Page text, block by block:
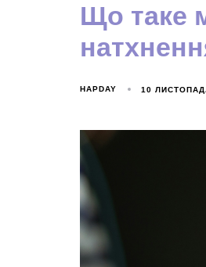
Що таке
HAPDAY 10